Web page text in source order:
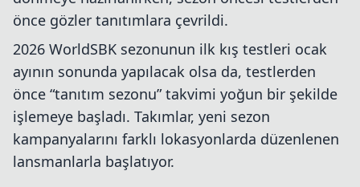
önce gözler tanıtımlara çevrildi.
2026 WorldSBK sezonunun ilk kış testleri ocak
ayının sonunda yapılacak olsa da, testlerden
önce “tanıtım sezonu” takvimi yoğun bir şekilde
işlemeye başladı. Takımlar, yeni sezon
kampanyalarını farklı lokasyonlarda düzenlenen
lansmanlarla başlatıyor.